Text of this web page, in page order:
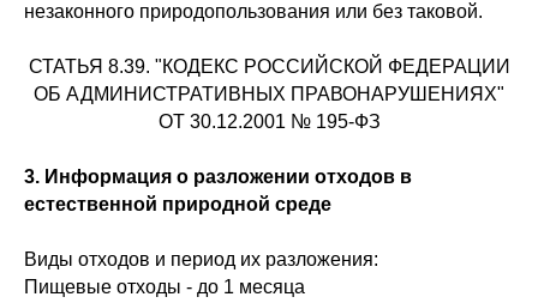
незаконного природопользования или без таковой.
СТАТЬЯ 8.39. "КОДЕКС РОССИЙСКОЙ ФЕДЕРАЦИИ
ОБ АДМИНИСТРАТИВНЫХ ПРАВОНАРУШЕНИЯХ"
ОТ 30.12.2001 № 195-ФЗ
3. Информация о разложении отходов в
естественной природной среде
Виды отходов и период их разложения:
Пищевые отходы - до 1 месяца